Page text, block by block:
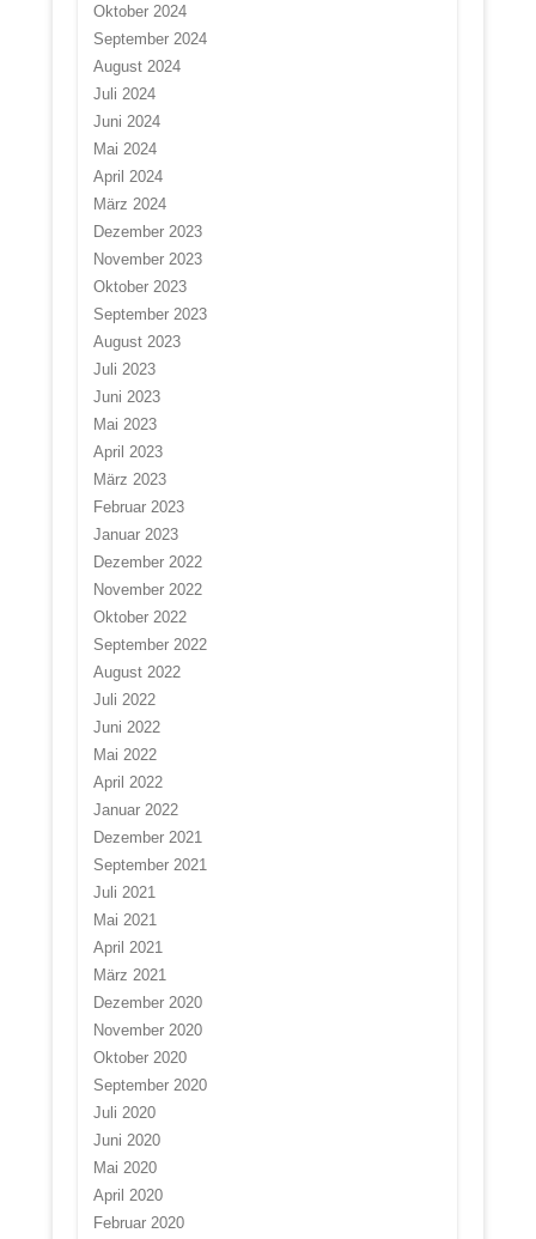
Oktober 2024
September 2024
August 2024
Juli 2024
Juni 2024
Mai 2024
April 2024
März 2024
Dezember 2023
November 2023
Oktober 2023
September 2023
August 2023
Juli 2023
Juni 2023
Mai 2023
April 2023
März 2023
Februar 2023
Januar 2023
Dezember 2022
November 2022
Oktober 2022
September 2022
August 2022
Juli 2022
Juni 2022
Mai 2022
April 2022
Januar 2022
Dezember 2021
September 2021
Juli 2021
Mai 2021
April 2021
März 2021
Dezember 2020
November 2020
Oktober 2020
September 2020
Juli 2020
Juni 2020
Mai 2020
April 2020
Februar 2020